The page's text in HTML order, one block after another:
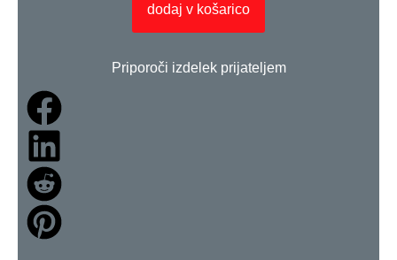
dodaj v košarico
Priporoči izdelek prijateljem